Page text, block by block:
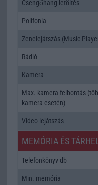
Csengőhang letöltés
Polifonia
Zenelejátszás (Music
Rádió
Kamera
Max. kamera felbontás
kamera esetén)
Video lejátszás
MEMÓRIA ÉS
Telefonkönyv db
Min. memória